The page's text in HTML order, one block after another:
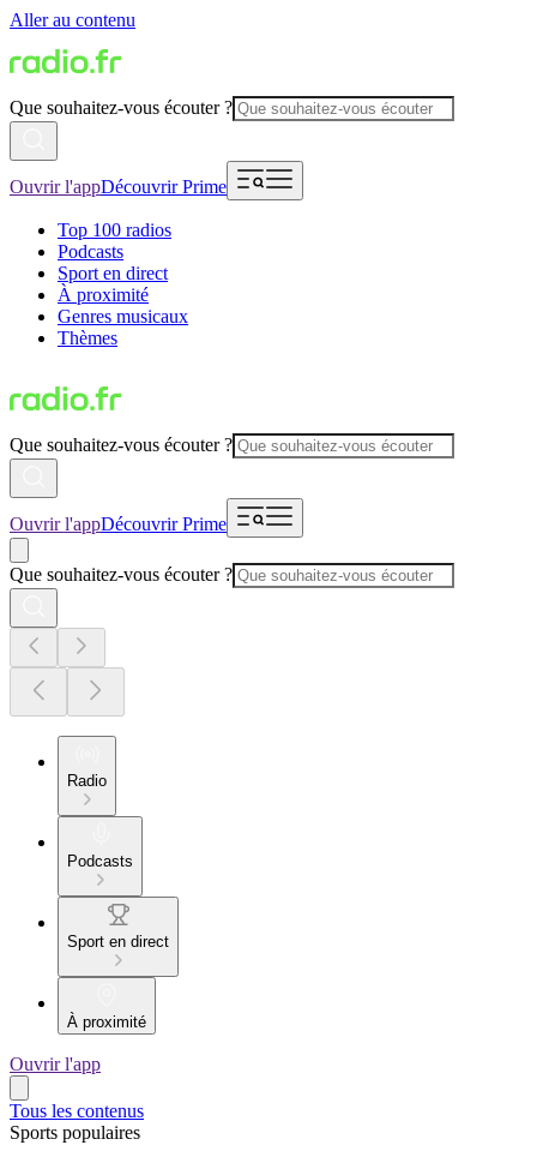
Aller au contenu
Que souhaitez-vous écouter ?
Ouvrir l'appDécouvrir Prime
Top 100 radios
Podcasts
Sport en direct
À proximité
Genres musicaux
Thèmes
Que souhaitez-vous écouter ?
Ouvrir l'appDécouvrir Prime
Que souhaitez-vous écouter ?
Radio
Podcasts
Sport en direct
À proximité
Ouvrir l'app
Tous les contenus
Sports populaires